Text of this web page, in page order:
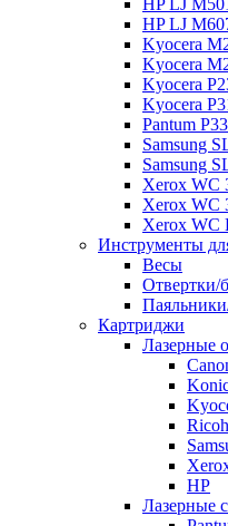
HP LJ
Kyocera
Kyocera
Kyocera
Kyocera
Pantum
Samsung
Samsung
Xerox WC
Xerox WC
Xerox WC
Инструменты
Весы
Отвертки/
Картриджи
Лазерные
Ricoh
НР
Лазерные